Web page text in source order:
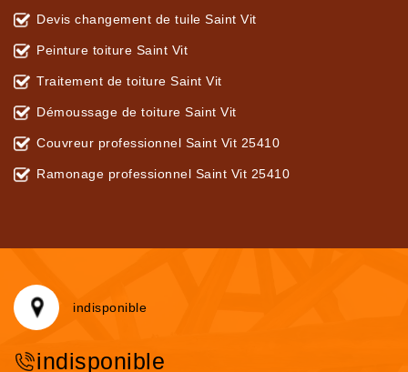
Devis changement de tuile Saint Vit
Peinture toiture Saint Vit
Traitement de toiture Saint Vit
Démoussage de toiture Saint Vit
Couvreur professionnel Saint Vit 25410
Ramonage professionnel Saint Vit 25410
indisponible
indisponible